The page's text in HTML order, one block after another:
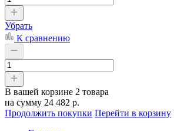
Убрать
К сравнению
В вашей корзине 2 товара
на сумму 24 482 р.
Продолжить покупки Перейти в корзину